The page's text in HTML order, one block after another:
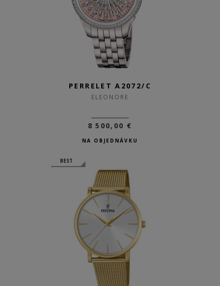
PERRELET A2072/C
ELEONORE
8 500,00 €
NA OBJEDNÁVKU
BEST